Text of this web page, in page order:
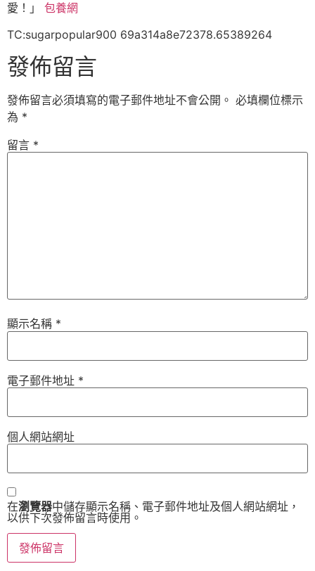
愛！」 包養網
TC:sugarpopular900 69a314a8e72378.65389264
發佈留言
發佈留言必須填寫的電子郵件地址不會公開。 必填欄位標示
為 *
留言 *
顯示名稱 *
電子郵件地址 *
個人網站網址
在瀏覽器中儲存顯示名稱、電子郵件地址及個人網站網址，
以供下次發佈留言時使用。